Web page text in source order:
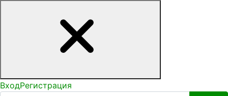
ВходРегистрация